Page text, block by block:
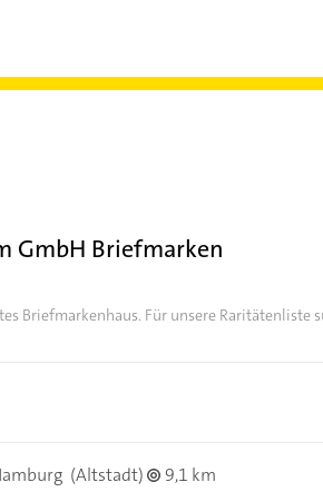
GmbH Briefmarken
Briefmarkenhaus. Für unsere Raritätenliste
(Altstadt)
9,1 km